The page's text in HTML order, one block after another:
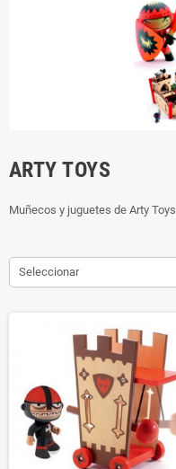
ARTY TOYS
Muñecos y juguetes de Arty Toys
Seleccionar